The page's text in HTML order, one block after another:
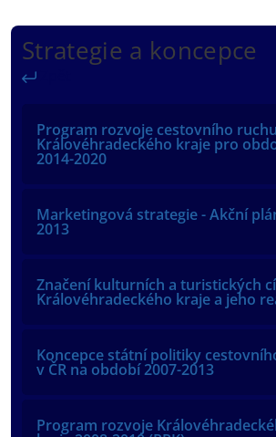
Strategie a koncepce
Program rozvoje cestovního ruchu
Královéhradeckého kraje pro
2014-2020
Marketingová strategie - Akční
2013
Značení kulturních a turistických
Královéhradeckého kraje a jeho
Koncepce státní politiky
v ČR na období 2007-2013
Program rozvoje